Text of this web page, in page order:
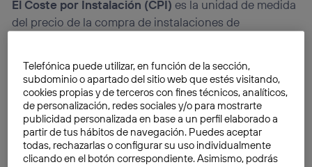
El Coste por Instalación (CPI) es la unidad de medida
del precio de la compra de instalaciones de
conseguir visibilidad e instalaciones es intensa y los
desarrolladores dispuestos a pagar por esas
instalaciones suelen poner atención al estado del
mercado de CPI.
Telefónica puede utilizar, en función de la sección,
subdominio o apartado del sitio web que estés visitando,
cookies propias y de terceros con fines técnicos, analíticos,
de personalización, redes sociales y/o para mostrarte
publicidad personalizada en base a un perfil elaborado a
partir de tus hábitos de navegación. Puedes aceptar
todas, rechazarlas o configurar su uso individualmente
clicando en el botón correspondiente. Asimismo, podrás